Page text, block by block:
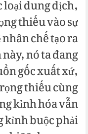
dung dịch,
thiếu vào sự
chế tạo ra
nó ta đang
gốc xuất xứ,
thiếu cùng
kỉnh hóa vẫn
buộc phải